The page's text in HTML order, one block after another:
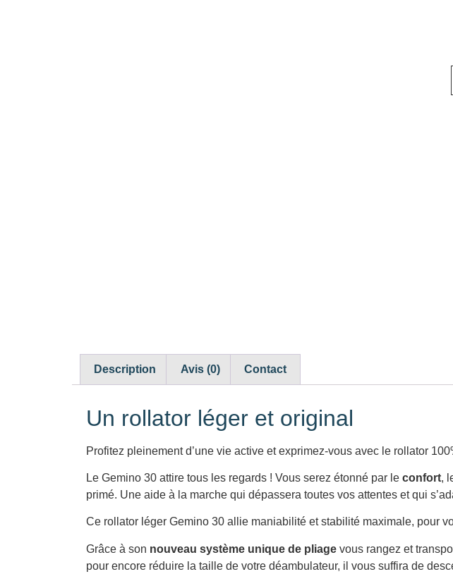
Description Avis (0) Contact
Un rollator léger et original
Profitez pleinement d’une vie active et exprimez-vous avec le rollator
Le Gemino 30 attire tous les regards ! Vous serez étonné par le confort,
primé. Une aide à la marche qui dépassera toutes vos attentes et qui
Ce rollator léger Gemino 30 allie maniabilité et stabilité maximale, pour
Grâce à son nouveau système unique de pliage vous rangez et
pour encore réduire la taille de votre déambulateur, il vous suffira de